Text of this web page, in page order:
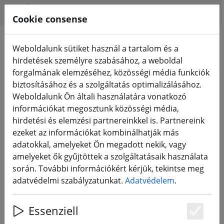
Termékek keresése
Home Berendezések
Berendezések
134 Products
Unterkategorien
RC TÁVIRÁNYÍTÓ
Cookie consense
Weboldalunk sütiket használ a tartalom és a
hirdetések személyre szabásához, a weboldal
forgalmának elemzéséhez, közösségi média funkciók
biztosításához és a szolgáltatás optimalizálásához.
Weboldalunk Ön általi használatára vonatkozó
információkat megosztunk közösségi média,
hirdetési és elemzési partnereinkkel is. Partnereink
ezeket az információkat kombinálhatják más
adatokkal, amelyeket Ön megadott nekik, vagy
amelyeket ők gyűjtöttek a szolgáltatásaik használata
során. További információkért kérjük, tekintse meg
adatvédelmi szabályzatunkat. Adatvédelem.
Essenziell